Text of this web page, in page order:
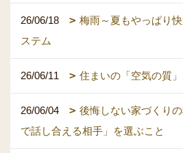
26/06/18
梅雨～夏もやっぱり
ステム
26/06/11 住まいの「空気の質
26/06/04
後悔しない家づくり
で話し合える相手」を選ぶこと